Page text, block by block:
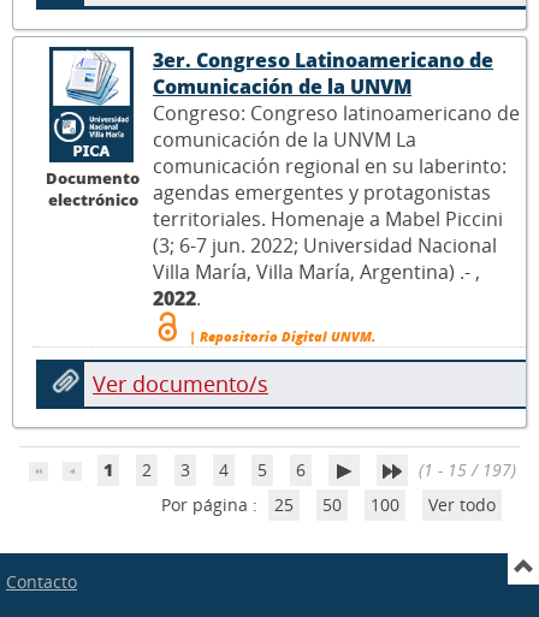
Documento
electrónico
3er. Congreso Latinoamericano de
Comunicación de la UNVM
Congreso: Congreso latinoamericano de
comunicación de la UNVM La
comunicación regional en su laberinto:
agendas emergentes y protagonistas
territoriales. Homenaje a Mabel Piccini
(3; 6-7 jun. 2022; Universidad Nacional
Villa María, Villa María, Argentina) .- ,
2022.
| Repositorio Digital UNVM.
Ver documento/s
1 2 3 4 5 6
(1 - 15 / 197)
Por página :
25 50 100 Ver todo
Contacto